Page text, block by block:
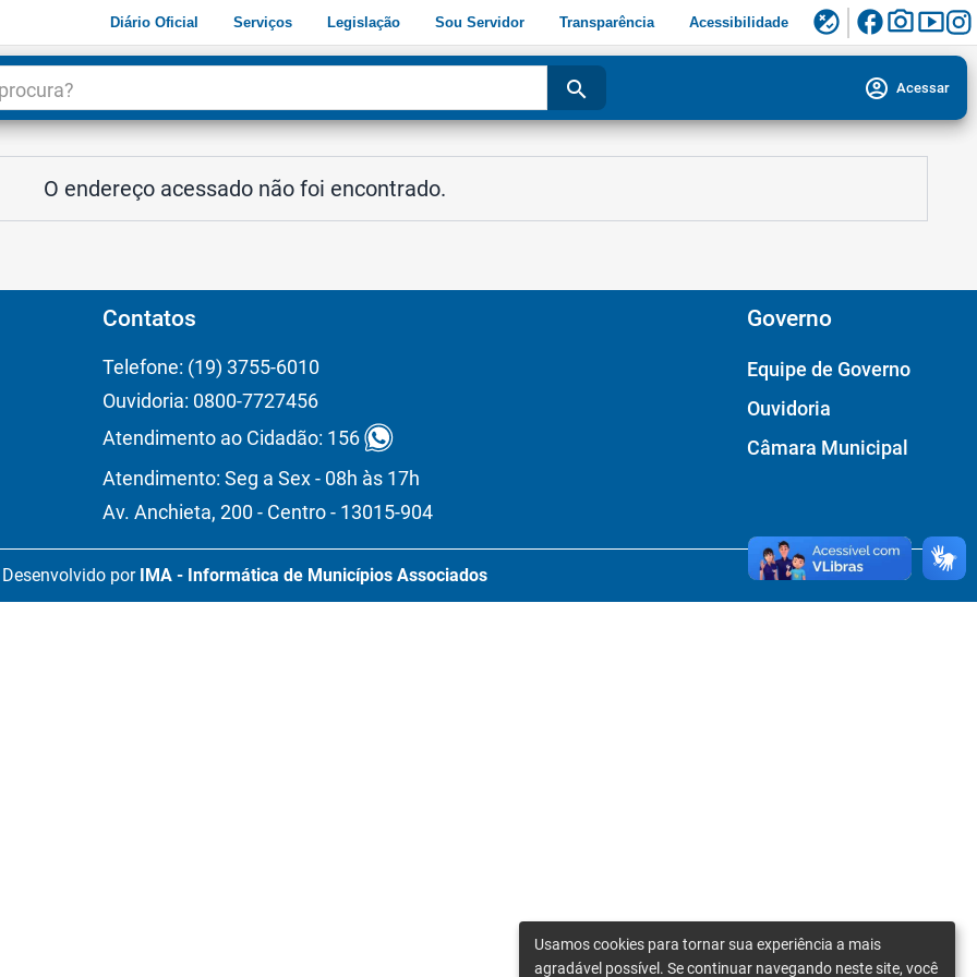
Diário Oficial Serviços Legislação Sou Servidor Transparência Acessibilidade flaky facebookphoto_camerasmart_display
search account_circle Acessar
O endereço acessado não foi encontrado.
Contatos
Telefone: (19) 3755-6010
Ouvidoria: 0800-7727456
Atendimento ao Cidadão: 156
Atendimento: Seg a Sex - 08h às 17h
Av. Anchieta, 200 - Centro - 13015-904
Governo
Equipe de Governo
Ouvidoria
Câmara Municipal
Desenvolvido por IMA - Informática de Municípios Associados
Usamos cookies para tornar sua experiência a mais
agradável possível. Se continuar navegando neste site, você